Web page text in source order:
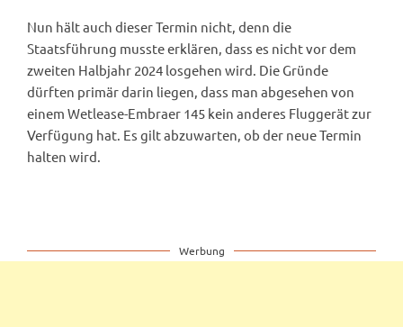
Nun hält auch dieser Termin nicht, denn die
Staatsführung musste erklären, dass es nicht vor dem
zweiten Halbjahr 2024 losgehen wird. Die Gründe
dürften primär darin liegen, dass man abgesehen von
einem Wetlease-Embraer 145 kein anderes Fluggerät zur
Verfügung hat. Es gilt abzuwarten, ob der neue Termin
halten wird.
Werbung